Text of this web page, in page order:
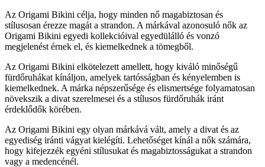
Az Origami Bikini célja, hogy minden nő magabiztosan és
stílusosan érezze magát a strandon. A márkával azonosuló nők az
Origami Bikini egyedi kollekcióival egyedülálló és vonzó
megjelenést érnek el, és kiemelkednek a tömegből.
Az Origami Bikini elkötelezett amellett, hogy kiváló minőségű
fürdőruhákat kínáljon, amelyek tartósságban és kényelemben is
kiemelkednek. A márka népszerűsége és elismertsége folyamatosan
növekszik a divat szerelmesei és a stílusos fürdőruhák iránt
érdeklődők körében.
Az Origami Bikini egy olyan márkává vált, amely a divat és az
egyediség iránti vágyat kielégíti. Lehetőséget kínál a nők számára,
hogy kifejezzék egyéni stílusukat és magabiztosságukat a strandon
vagy a medencénél.